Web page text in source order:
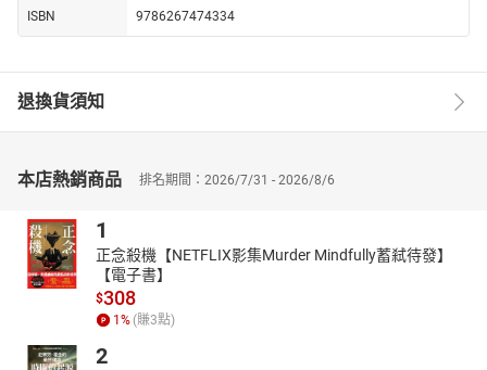
ISBN 9786267474334
退換貨須知
本店熱銷商品 排名期間：2026/7/31 - 2026/8/6
1
正念殺機【NETFLIX影集Murder Mindfully蓄弒待發】
【電子書】
$308
1% (賺3點)
2